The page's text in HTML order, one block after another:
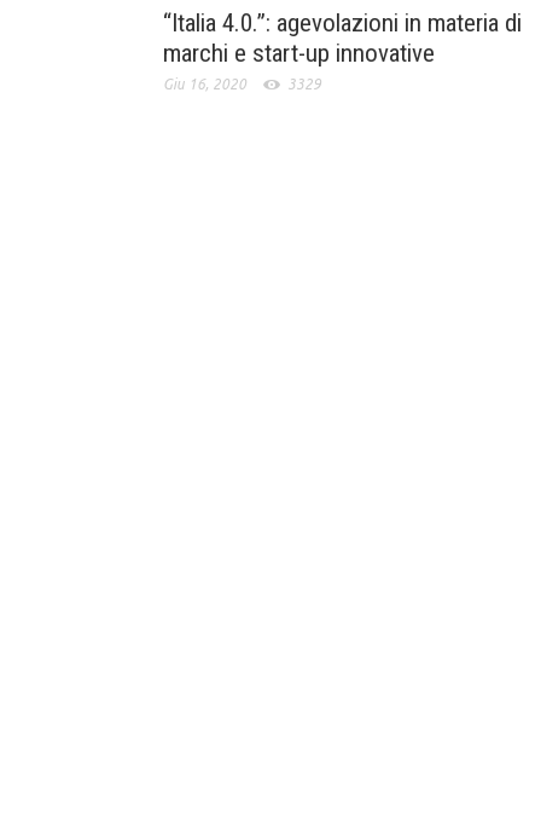
“Italia 4.0.”: agevolazioni in materia di
marchi e start-up innovative
Giu 16, 2020 3329